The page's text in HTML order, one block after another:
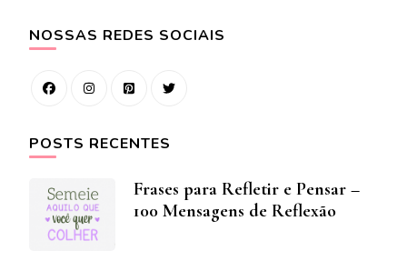
NOSSAS REDES SOCIAIS
POSTS RECENTES
Frases para Refletir e Pensar –
100 Mensagens de Reflexão